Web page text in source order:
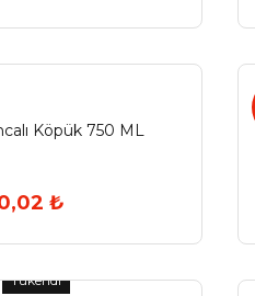
Köpük 750 ML
₺
Tükendi